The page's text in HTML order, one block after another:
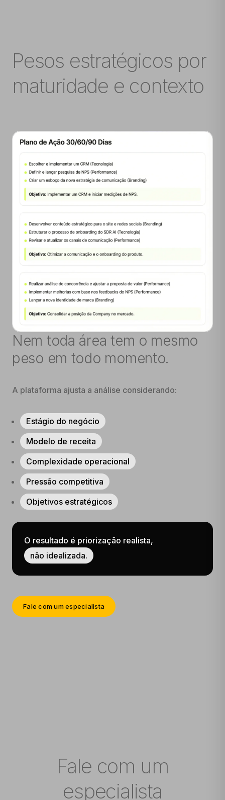
Pesos estratégicos por
maturidade e contexto
Nem toda área tem o mesmo
peso em todo momento.
A plataforma ajusta a análise considerando:
Estágio do negócio
Modelo de receita
Complexidade operacional
Pressão competitiva
Objetivos estratégicos
O resultado é priorização realista,
não idealizada.
Fale com um especialista
Fale com um
especialista